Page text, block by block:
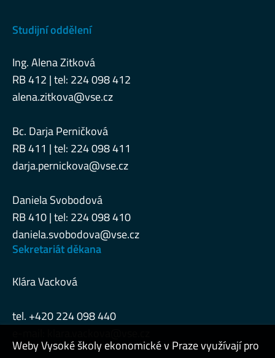
Studijní oddělení
Ing. Alena Zitková
RB 412 | tel: 224 098 412
alena.zitkova@vse.cz
Bc. Darja Perničková
RB 411 | tel: 224 098 411
darja.pernickova@vse.cz
Daniela Svobodová
RB 410 | tel: 224 098 410
daniela.svobodova@vse.cz
Sekretariát děkana
Klára Vacková
tel. +420 224 098 440
Weby Vysoké školy ekonomické v Praze využívají pro